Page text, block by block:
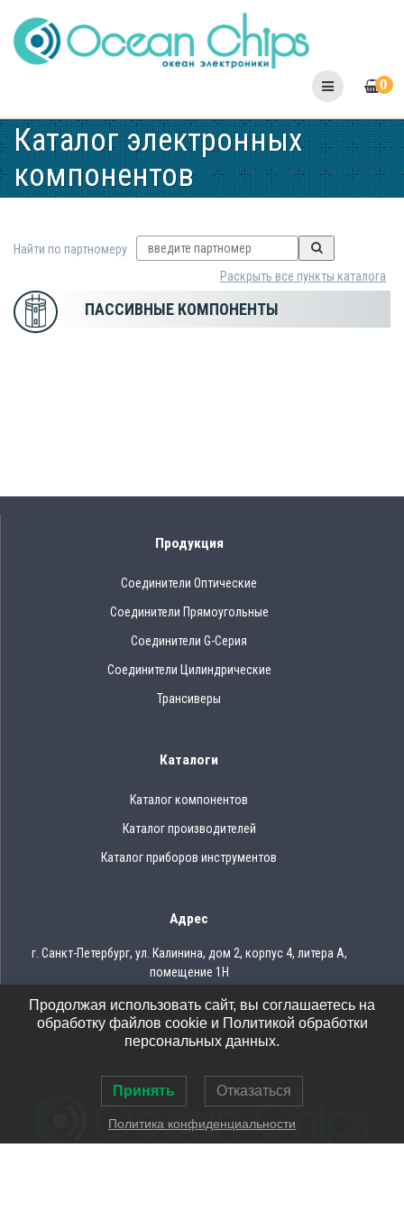
to
content
0
Каталог электронных
компонентов
Найти по партномеру
Раскрыть все пункты каталога
ПАССИВНЫЕ КОМПОНЕНТЫ
Продукция
Соединители Оптические
Соединители Прямоугольные
Соединители G-Серия
Соединители Цилиндрические
Трансиверы
Каталоги
Каталог компонентов
Каталог производителей
Каталог приборов инструментов
Адрес
г. Санкт-Петербург, ул. Калинина, дом 2, корпус 4, литера А,
помещение 1Н
Тел.: 8 (812) 309-75-97
Email: ocean@oceanchips.ru
Продолжая использовать сайт, вы соглашаетесь на
обработку файлов cookie и Политикой обработки
персональных данных.
Принять Отказаться
Политика конфиденциальности